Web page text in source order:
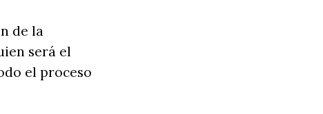
de la
será el
el proceso